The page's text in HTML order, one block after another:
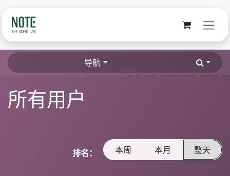
导航
所有用户
排名： 本周 本月 整天